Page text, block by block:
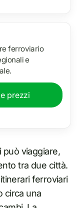
ferroviario
e
prezzi
può viaggiare,
tra due città.
ferroviari
circa una